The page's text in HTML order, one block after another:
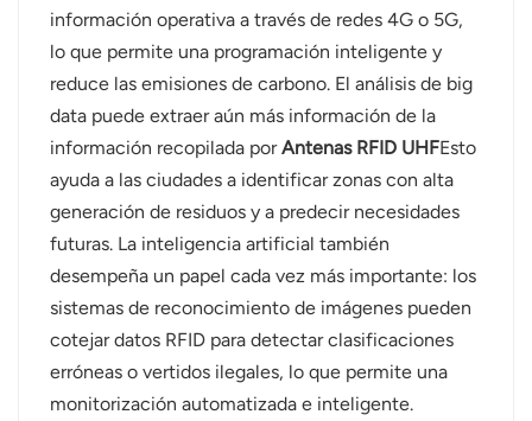
información operativa a través de redes 4G o 5G,
lo que permite una programación inteligente y
reduce las emisiones de carbono. El análisis de big
data puede extraer aún más información de la
información recopilada porAntenas RFID UHFEsto
ayuda a las ciudades a identificar zonas con alta
generación de residuos y a predecir necesidades
futuras. La inteligencia artificial también
desempeña un papel cada vez más importante: los
sistemas de reconocimiento de imágenes pueden
cotejar datos RFID para detectar clasificaciones
erróneas o vertidos ilegales, lo que permite una
monitorización automatizada e inteligente.